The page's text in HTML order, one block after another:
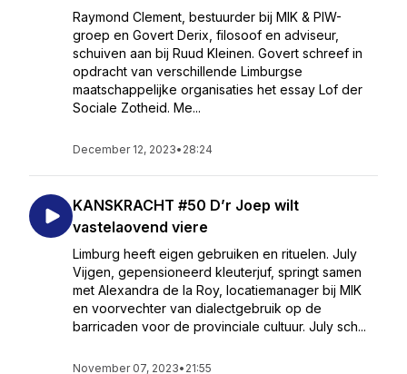
Raymond Clement, bestuurder bij MIK & PIW-
groep en Govert Derix, filosoof en adviseur,
schuiven aan bij Ruud Kleinen. Govert schreef in
opdracht van verschillende Limburgse
maatschappelijke organisaties het essay Lof der
Sociale Zotheid. Me...
December 12, 2023• 28:24
KANSKRACHT #50 D’r Joep wilt
vastelaovend viere
Limburg heeft eigen gebruiken en rituelen. July
Vijgen, gepensioneerd kleuterjuf, springt samen
met Alexandra de la Roy, locatiemanager bij MIK
en voorvechter van dialectgebruik op de
barricaden voor de provinciale cultuur. July sch...
November 07, 2023• 21:55